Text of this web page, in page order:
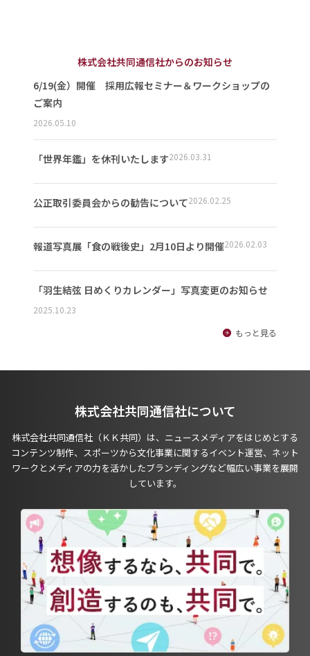
株式会社共同通信社からのお知らせ
6/19(金）開催 採用広報セミナー＆ワークショップの
ご案内
2026.05.10
「世界年鑑」を休刊いたします2026.03.31
公正取引委員会からの勧告について2026.02.25
報道写真展「食の戦後史」2月10日より開催2026.02.03
「羽生結弦 日めくりカレンダー」写真変更のお知らせ
2025.10.23
もっと見る
株式会社共同通信社について
株式会社共同通信社（ＫＫ共同）は、ニュースメディアをはじめとする
コンテンツ制作、スポーツから文化事業に関するイベント運営、ネット
ワークとメディアの力を活かしたブランディングなど幅広い事業を展開
しています。